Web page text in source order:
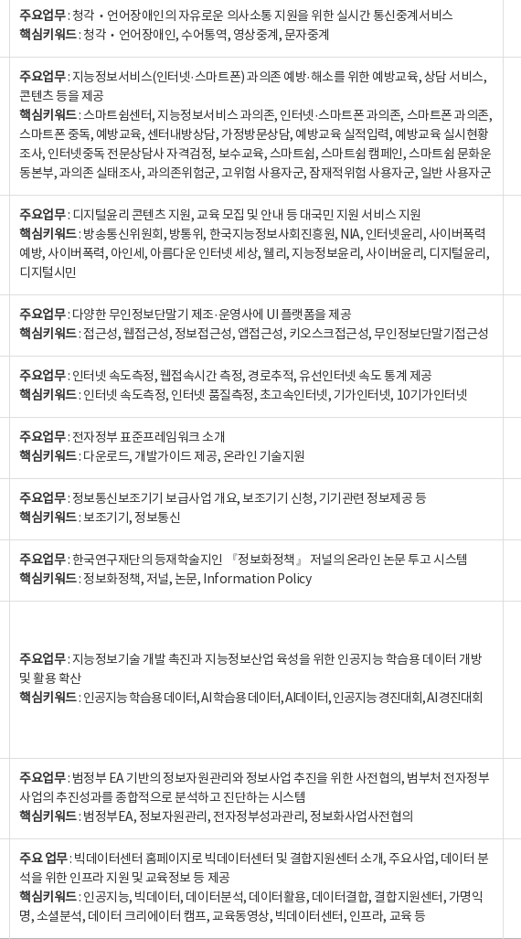
주요업무: 청각‧언어장애인의 자유로운 의사소통 지원을 위한 실시간 통신중계서비스
핵심키워드: 청각‧언어장애인, 수어통역, 영상중계, 문자중계
주요업무: 지능정보서비스(인터넷·스마트폰) 과의존 예방·해소를 위한 예방교육, 상담 서비스,
콘텐츠 등을 제공
핵심키워드: 스마트쉼센터, 지능정보서비스 과의존, 인터넷·스마트폰 과의존, 스마트폰 과의존,
스마트폰 중독, 예방교육, 센터내방상담, 가정방문상담, 예방교육 실적입력, 예방교육 실시현황
조사, 인터넷중독 전문상담사 자격검정, 보수교육, 스마트쉼, 스마트쉼 캠페인, 스마트쉼 문화운
동본부, 과의존 실태조사, 과의존위험군, 고위험 사용자군, 잠재적위험 사용자군, 일반 사용자군
주요업무: 디지털윤리 콘텐츠 지원, 교육 모집 및 안내 등 대국민 지원 서비스 지원
핵심키워드: 방송통신위원회, 방통위, 한국지능정보사회진흥원, NIA, 인터넷윤리, 사이버폭력
예방, 사이버폭력, 아인세, 아름다운 인터넷 세상, 웰리, 지능정보윤리, 사이버윤리, 디지털윤리,
디지털시민
주요업무: 다양한 무인정보단말기 제조·운영사에 UI 플랫폼을 제공
핵심키워드: 접근성, 웹접근성, 정보접근성, 앱접근성, 키오스크접근성, 무인정보단말기접근성
주요업무: 인터넷 속도측정, 웹접속시간 측정, 경로추적, 유선인터넷 속도 통계 제공
핵심키워드: 인터넷 속도측정, 인터넷 품질측정, 초고속인터넷, 기가인터넷, 10기가인터넷
주요업무: 전자정부 표준프레임워크 소개
핵심키워드: 다운로드, 개발가이드 제공, 온라인 기술지원
주요업무: 정보통신보조기기 보급사업 개요, 보조기기 신청, 기기관련 정보제공 등
핵심키워드: 보조기기, 정보통신
주요업무: 한국연구재단의 등재학술지인 『정보화정책』 저널의 온라인 논문 투고 시스템
핵심키워드: 정보화정책, 저널, 논문, Information Policy
주요업무: 지능정보기술 개발 촉진과 지능정보산업 육성을 위한 인공지능 학습용 데이터 개방
및 활용 확산
핵심키워드: 인공지능 학습용 데이터, AI 학습용 데이터, AI데이터, 인공지능 경진대회, AI 경진대회
주요업무: 범정부 EA 기반의 정보자원관리와 정보사업 추진을 위한 사전협의, 범부처 전자정부
사업의 추진성과를 종합적으로 분석하고 진단하는 시스템
핵심키워드: 범정부EA, 정보자원관리, 전자정부성과관리, 정보화사업사전협의
주요 업무: 빅데이터센터 홈페이지로 빅데이터센터 및 결합지원센터 소개, 주요사업, 데이터 분
석을 위한 인프라 지원 및 교육정보 등 제공
핵심키워드: 인공지능, 빅데이터, 데이터분석, 데이터활용, 데이터결합, 결합지원센터, 가명익
명, 소셜분석, 데이터 크리에이터 캠프, 교육동영상, 빅데이터센터, 인프라, 교육 등